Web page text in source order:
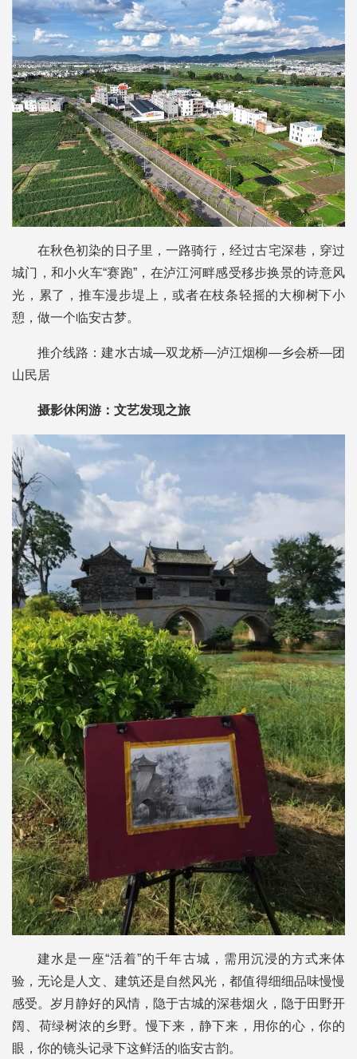
在秋色初染的日子里，一路骑行，经过古宅深巷，穿过
城门，和小火车“赛跑”，在泸江河畔感受移步换景的诗意风
光，累了，推车漫步堤上，或者在枝条轻摇的大柳树下小
憩，做一个临安古梦。
推介线路：建水古城—双龙桥—泸江烟柳—乡会桥—团
山民居
摄影休闲游： 文艺发现之旅
建水是一座“活着”的千年古城，需用沉浸的方式来体
验，无论是人文、建筑还是自然风光，都值得细细品味慢慢
感受。岁月静好的风情，隐于古城的深巷烟火，隐于田野开
阔、荷绿树浓的乡野。慢下来，静下来，用你的心，你的
眼，你的镜头记录下这鲜活的临安古韵。